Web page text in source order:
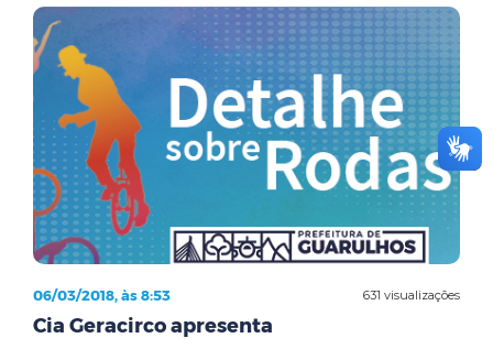
631 visualizações
06/03/2018, às 8:53
Cia Geracirco apresenta